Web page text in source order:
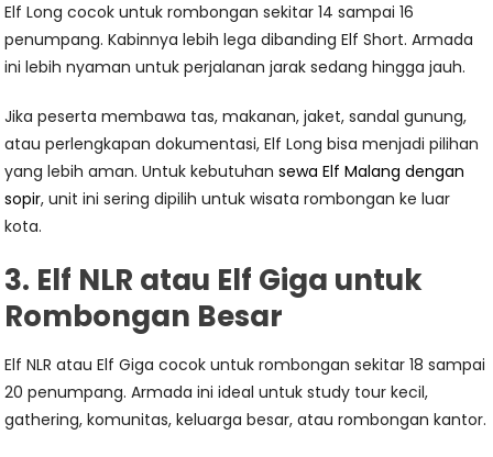
Elf Long cocok untuk rombongan sekitar 14 sampai 16
penumpang. Kabinnya lebih lega dibanding Elf Short. Armada
ini lebih nyaman untuk perjalanan jarak sedang hingga jauh.
Jika peserta membawa tas, makanan, jaket, sandal gunung,
atau perlengkapan dokumentasi, Elf Long bisa menjadi pilihan
yang lebih aman. Untuk kebutuhansewa Elf Malang dengan
sopir, unit ini sering dipilih untuk wisata rombongan ke luar
kota.
3. Elf NLR atau Elf Giga untuk
Rombongan Besar
Elf NLR atau Elf Giga cocok untuk rombongan sekitar 18 sampai
20 penumpang. Armada ini ideal untuk study tour kecil,
gathering, komunitas, keluarga besar, atau rombongan kantor.